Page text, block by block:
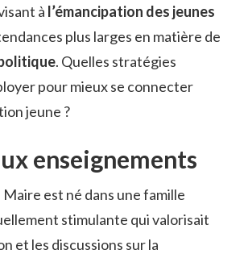
à l’émancipation des jeunes
plus larges en matière de
. Quelles stratégies
pour mieux se connecter
jeune ?
enseignements
Maire est né dans une famille
stimulante qui valorisait
et les discussions sur la